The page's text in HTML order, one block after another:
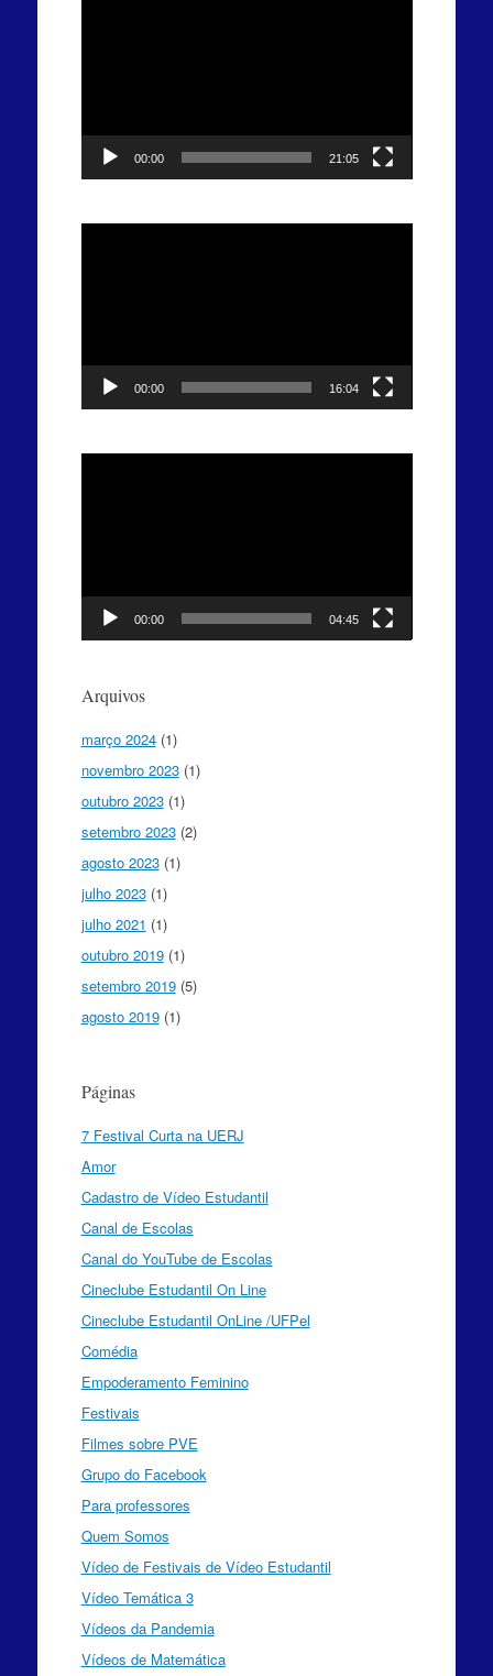
00:00 21:05
00:00 16:04
00:00 04:45
Arquivos
março 2024(1)
novembro 2023(1)
outubro 2023(1)
setembro 2023(2)
agosto 2023(1)
julho 2023(1)
julho 2021 (1)
outubro 2019(1)
setembro 2019(5)
agosto 2019(1)
Páginas
7 Festival Curta na UERJ
Amor
Cadastro de Vídeo Estudantil
Canal de Escolas
Canal do YouTube de Escolas
Cineclube Estudantil On Line
Cineclube Estudantil OnLine /UFPel
Comédia
Empoderamento Feminino
Festivais
Filmes sobre PVE
Grupo do Facebook
Para professores
Quem Somos
Vídeo de Festivais de Vídeo Estudantil
Vídeo Temática 3
Vídeos da Pandemia
Vídeos de Matemática